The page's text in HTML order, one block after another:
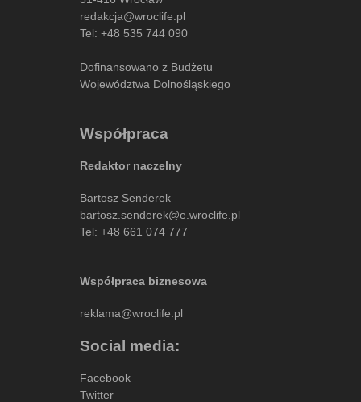
redakcja@wroclife.pl
Tel: +48 535 744 090
Dofinansowano z Budżetu
Województwa Dolnośląskiego
Współpraca
Redaktor naczelny
Bartosz Senderek
bartosz.senderek@e.wroclife.pl
Tel: +48 661 074 777
Współpraca biznesowa
reklama@wroclife.pl
Social media:
Facebook
Twitter